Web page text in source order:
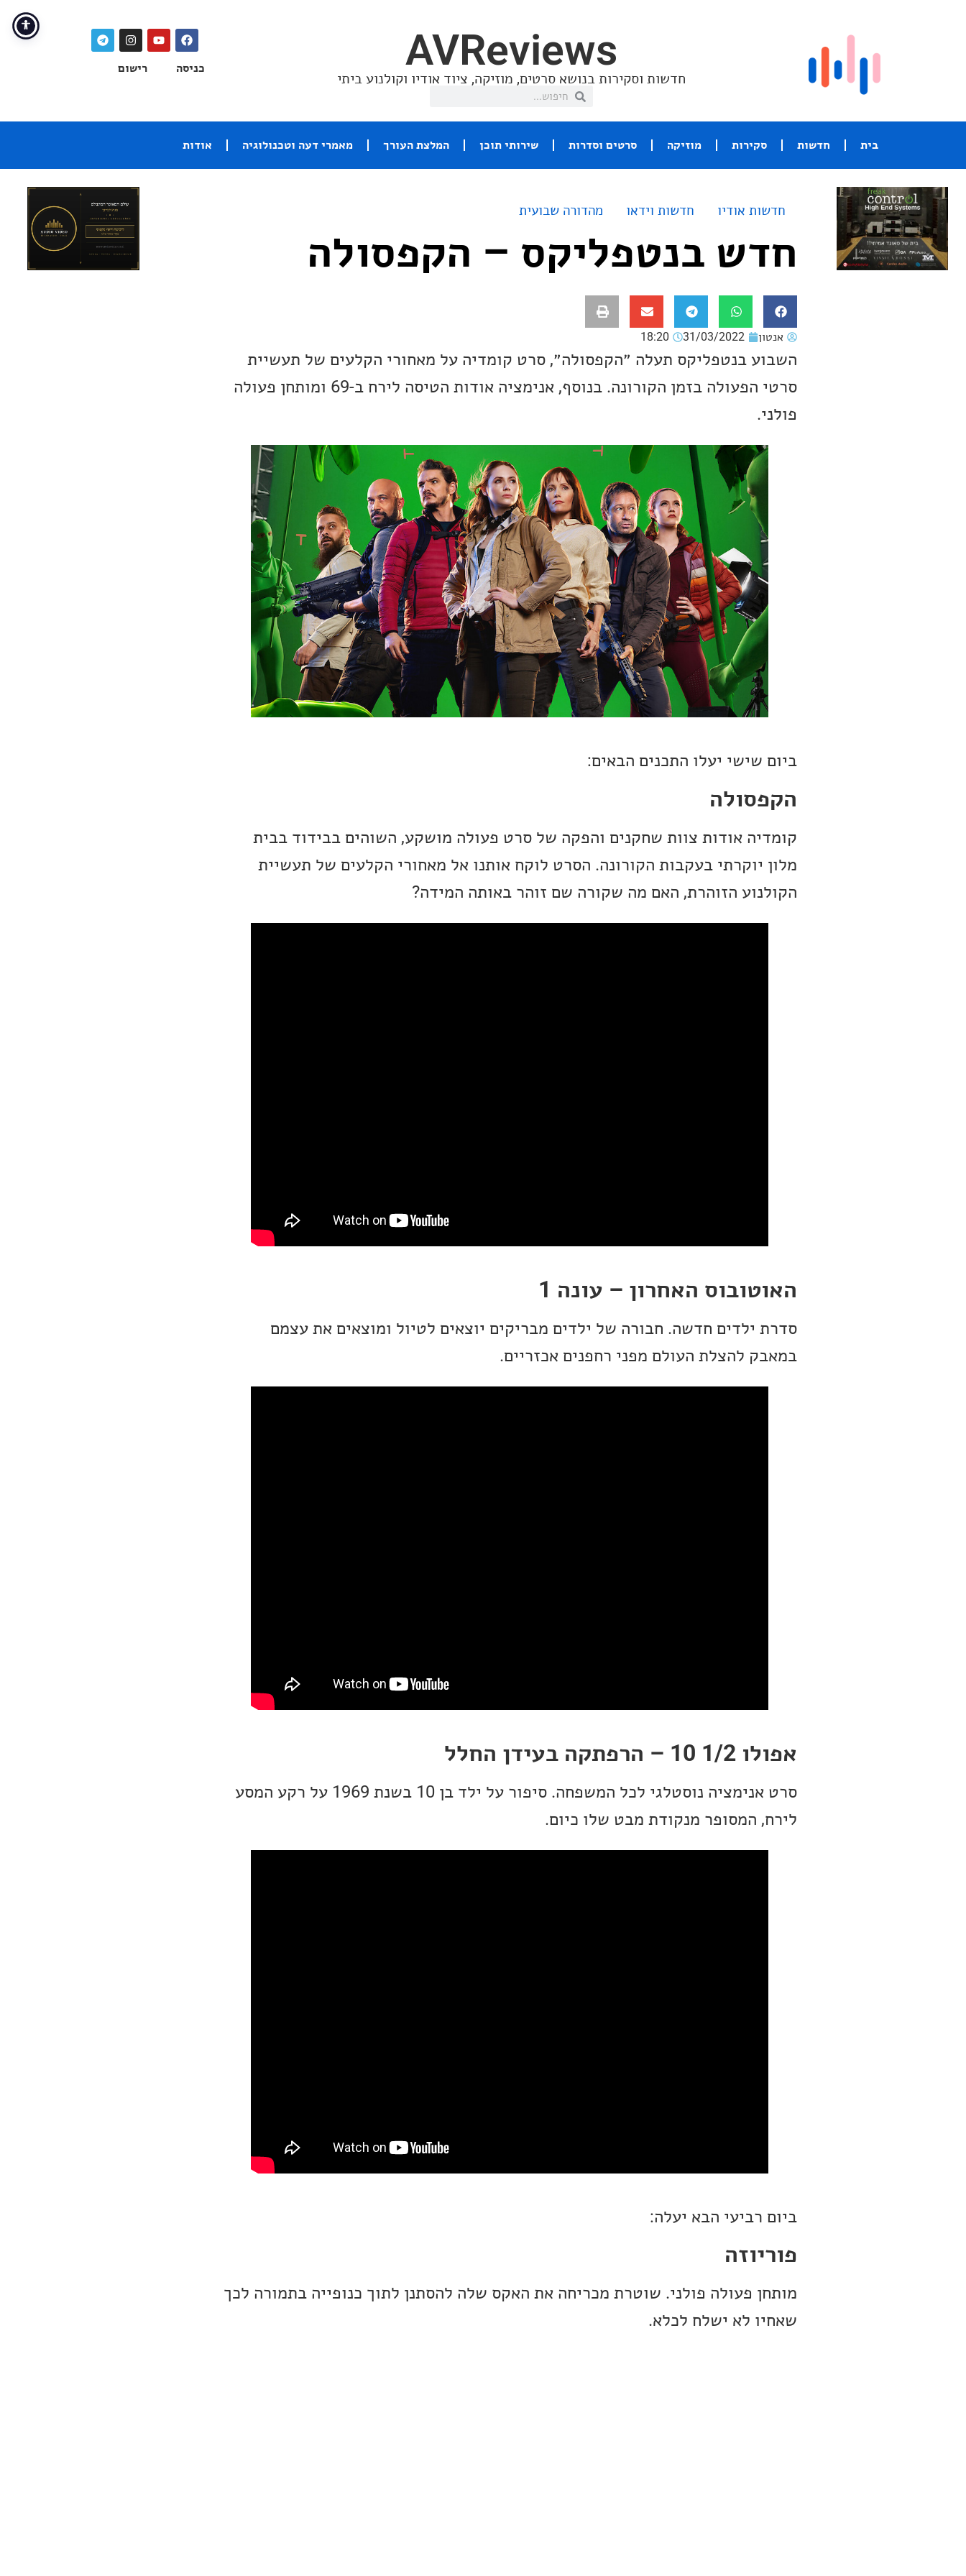
AVReviews
חדשות וסקירות בנושא סרטים, מוזיקה, ציוד אודיו וקולנוע ביתי
כניסה רישום
בית חדשות סקירות מוזיקה סרטים וסדרות שירותי תוכן המלצת העורך מאמרי דעה וטכנולוגיה אודות
חדשות אודיו חדשות וידאו מהדורה שבועית
חדש בנטפליקס – הקפסולה
אנטון 31/03/2022
18:20
השבוע בנטפליקס תעלה ״הקפסולה״, סרט קומדיה על מאחורי הקלעים של תעשיית
סרטי הפעולה בזמן הקורונה. בנוסף, אנימציה אודות הטיסה לירח ב-69 ומותחן פעולה
פולני.
ביום שישי יעלו התכנים הבאים:
הקפסולה
קומדיה אודות צוות שחקנים והפקה של סרט פעולה מושקע, השוהים בבידוד בבית
מלון יוקרתי בעקבות הקורונה. הסרט לוקח אותנו אל מאחורי הקלעים של תעשיית
הקולנוע הזוהרת, האם מה שקורה שם זוהר באותה המידה?
האוטובוס האחרון – עונה 1
סדרת ילדים חדשה. חבורה של ילדים מבריקים יוצאים לטיול ומוצאים את עצמם
במאבק להצלת העולם מפני רחפנים אכזריים.
אפולו 1/2 10 – הרפתקה בעידן החלל
סרט אנימציה נוסטלגי לכל המשפחה. סיפור על ילד בן 10 בשנת 1969 על רקע המסע
לירח, המסופר מנקודת מבט שלו כיום.
ביום רביעי הבא יעלה:
פוריוזה
מותחן פעולה פולני. שוטרת מכריחה את האקס שלה להסתנן לתוך כנופייה בתמורה לכך
שאחיו לא ישלח לכלא.